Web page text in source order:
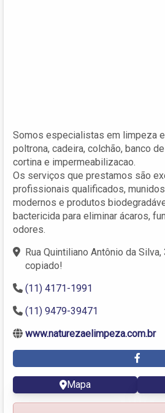
Somos especialistas em limpeza
poltrona, cadeira, colchão, banco
cortina e impermeabilizacao.
Os serviços que prestamos são
profissionais qualificados,
modernos e produtos
bactericida para eliminar ácaros,
odores.
Rua Quintiliano Antônio da Silva,
copiado!
(11) 4171-1991
(11) 9479-39471
www.naturezaelimpeza.com.br
Mapa